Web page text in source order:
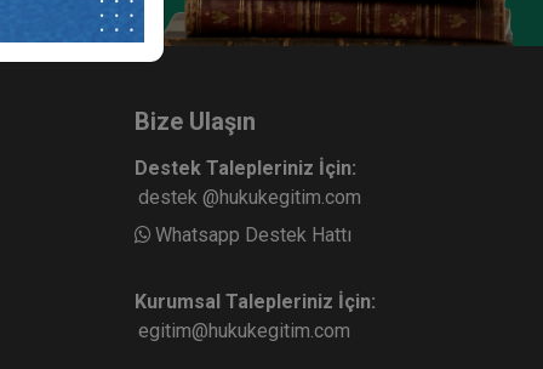
Bize Ulaşın
Destek Talepleriniz İçin:
destek @hukukegitim.com
Whatsapp Destek Hattı
Kurumsal Talepleriniz İçin:
egitim@hukukegitim.com